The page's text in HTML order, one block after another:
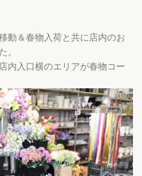
動＆春物入荷と共に店内のお
。
内入口横のエリアが春物コー